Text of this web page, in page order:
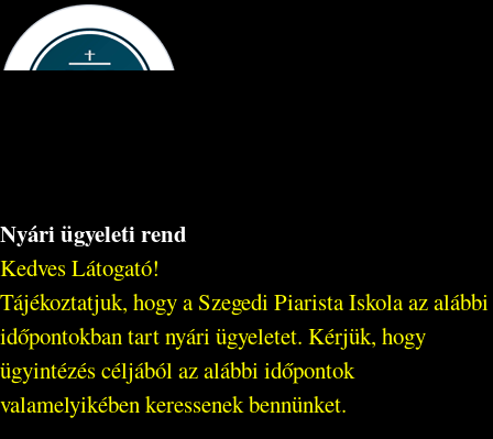
Nyári ügyeleti rend
Kedves Látogató!
Tájékoztatjuk, hogy a Szegedi Piarista Iskola az alábbi
időpontokban tart nyári ügyeletet. Kérjük, hogy
ügyintézés céljából az alábbi időpontok
valamelyikében keressenek bennünket.